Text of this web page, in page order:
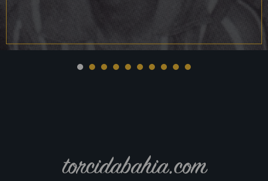
torcidabahia.com